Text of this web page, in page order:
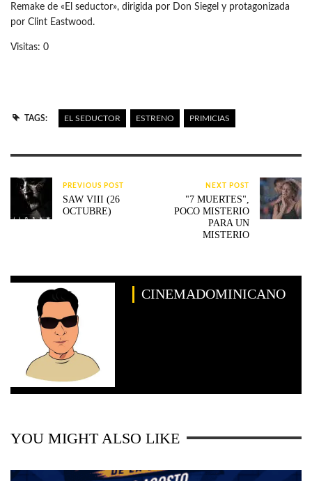
Remake de «El seductor», dirigida por Don Siegel y protagonizada
por Clint Eastwood.
Visitas: 0
TAGS: EL SEDUCTOR ESTRENO PRIMICIAS
PREVIOUS POST
SAW VIII (26
OCTUBRE)
NEXT POST
"7 MUERTES",
POCO MISTERIO
PARA UN
MISTERIO
CINEMADOMINICANO
YOU MIGHT ALSO LIKE